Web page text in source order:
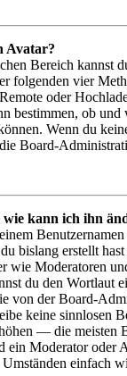
Avatar?
Bereich kannst
folgenden vier
oder
bestimmen, ob und
Wenn du
Board-
kann ich ihn
Benutzernamen
bislang erstellt
wie Moderatoren
du den Wortlaut
von der Board-
keine sinnlosen
— die meisten
ein Moderator oder
einfach